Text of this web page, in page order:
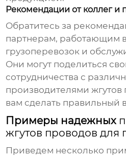
Рекомендации от коллег и
Обратитесь за
партнерам, работающим
грузоперевозок и
Они могут поделиться
сотрудничества с
производителями жгутов
вам сделать правильный
Примеры надежных
жгутов проводов для
Приведем несколько